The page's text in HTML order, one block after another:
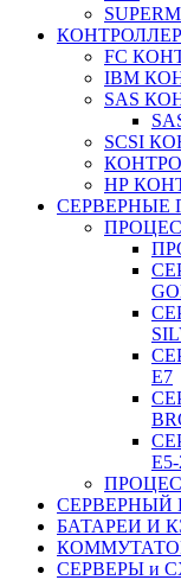
FC
IBM
SAS
SCSI
НР
СЕРВЕРНЫЕ
Е7
Е5-
СЕРВЕРНЫЙ
БАТАРЕИ И
СЕРВЕРЫ и